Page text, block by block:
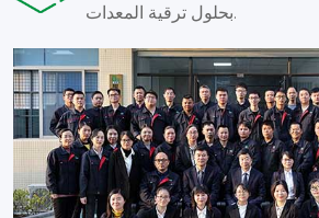
بحلول ترقية المعدات.